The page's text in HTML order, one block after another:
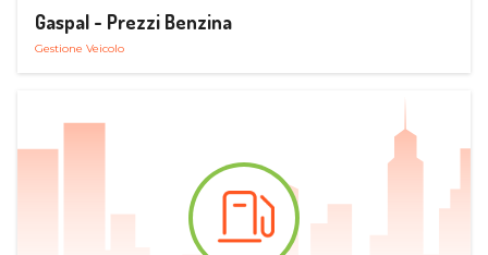
Gaspal - Prezzi Benzina
Gestione Veicolo